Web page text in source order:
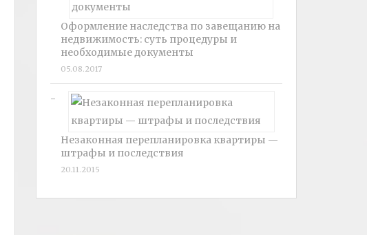
Оформление наследства по завещанию на
недвижимость: суть процедуры и
необходимые документы
05.08.2017
Незаконная перепланировка квартиры —
штрафы и последствия
20.11.2015